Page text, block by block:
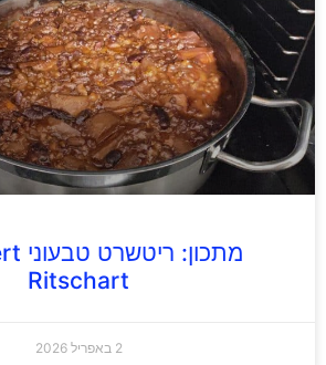
Ritschart
2 באפריל 2026